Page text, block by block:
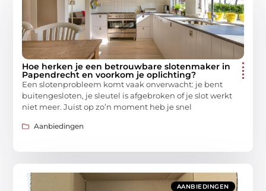
Hoe herken je een betrouwbare slotenmaker in
Papendrecht en voorkom je oplichting?
Een slotenprobleem komt vaak onverwacht: je bent
buitengesloten, je sleutel is afgebroken of je slot werkt
niet meer. Juist op zo’n moment heb je snel
Aanbiedingen
AANBIEDINGEN